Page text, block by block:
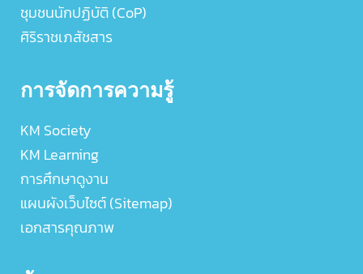
ชุมชนนักปฏิบัติ (CoP)
ศิริราชเภสัชสาร
การจัดการความรู้
KM Society
KM Learning
การศึกษาดูงาน
แผนผังเว็บไซต์ (Sitemap)
เอกสารคุณภาพ